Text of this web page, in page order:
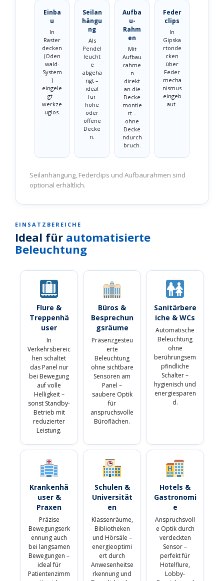
Einba
u
In
Raster
decken
(Oden
wald-
System
)
eingele
gt –
werkze
uglos.
Seilan
hängu
ng
Als
Pendel
leucht
e
abgehä
ngt –
ideal
für
hohe
oder
offene
Decke
n.
Aufba
u-
Rahm
en
Mit
Aufbau
rahme
n
direkt
an die
Decke
montie
rt –
ohne
Decke
ndurch
bruch.
Feder
clips
In
Gipska
rtonde
cken
über
Feder
mecha
nismus
eingeb
aut.
Seilanhängung, Federclips und Aufbaurahmen sind
optional erhältlich.
EINSATZBEREICHE
Ideal für automatisierte
Beleuchtung
Flure &
Treppenhä
user
In
Verkehrsbereic
hen schaltet
das Panel nur
bei Bewegung
auf volle
Helligkeit –
sonst Standby-
Betrieb mit
reduzierter
Leistung.
Büros &
Besprechun
gsräume
Präsenzgesteu
erte
Beleuchtung
ohne sichtbare
Sensoren am
Panel –
saubere Optik
für
anspruchsvolle
Büroflächen.
Sanitärbere
iche & WCs
Automatische
Beleuchtung
ohne
berührungsem
pfindliche
Schalter –
hygienisch und
energiesparen
d.
Krankenhä
user &
Praxen
Präzise
Bewegungserk
ennung auch
bei langsamen
Bewegungen –
ideal für
Patientenzimm
Schulen &
Universität
en
Klassenräume,
Bibliotheken
und Hörsäle –
energieoptimi
ert durch
Anwesenheitse
rkennung und
Hotels &
Gastronomi
e
Anspruchsvoll
e Optik durch
verdeckten
Sensor –
perfekt für
Hotelflure,
Lobby-